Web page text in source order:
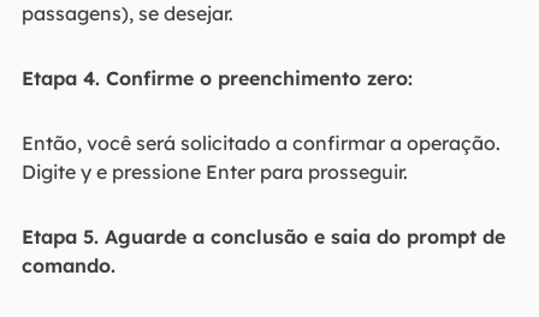
passagens), se desejar.
Etapa 4. Confirme o preenchimento zero:
Então, você será solicitado a confirmar a operação.
Digite y e pressione Enter para prosseguir.
Etapa 5. Aguarde a conclusão e saia do prompt de
comando.